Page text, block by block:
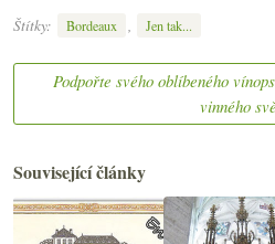
Štítky:
Bordeaux , Jen tak...
Podpořte svého oblíbeného
vinného
Související články